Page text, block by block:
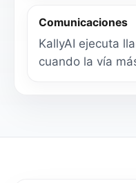
Comunicaciones
KallyAI ejecuta
cuando la vía